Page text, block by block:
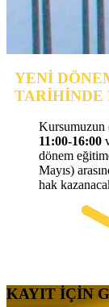
YENİ
TARİHİNDE
Kursumuzun
11:00-16:00
dönem
Mayıs)
hak
KAYIT İÇİN